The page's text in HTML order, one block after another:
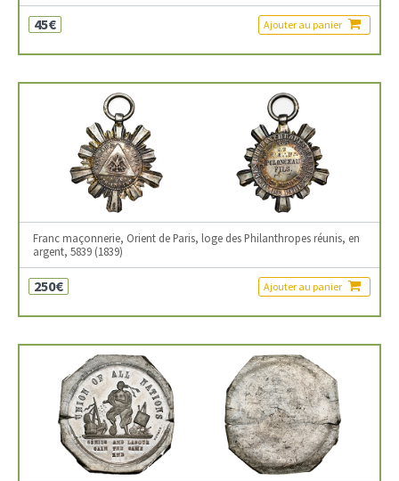
45€ Ajouter au panier
Franc maçonnerie, Orient de Paris, loge des Philanthropes réunis, en
argent, 5839 (1839)
250€ Ajouter au panier